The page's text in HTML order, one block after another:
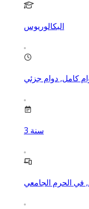
البكالوريوس
كامل, دوام جزئي
3 سنة
في الحرم الجامعي